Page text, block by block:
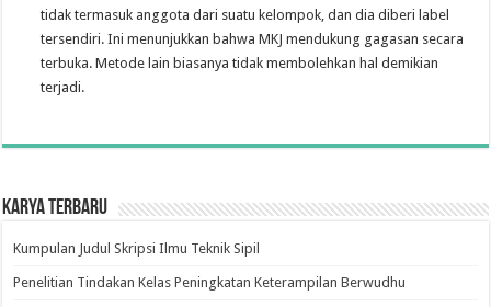
tidak termasuk anggota dari suatu kelompok, dan dia diberi label
tersendiri. Ini menunjukkan bahwa MKJ mendukung gagasan secara
terbuka. Metode lain biasanya tidak membolehkan hal demikian
terjadi.
Karya Terbaru
Kumpulan Judul Skripsi Ilmu Teknik Sipil
Penelitian Tindakan Kelas Peningkatan Keterampilan Berwudhu